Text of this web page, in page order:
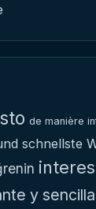
de manière
schnellste
y sencilla